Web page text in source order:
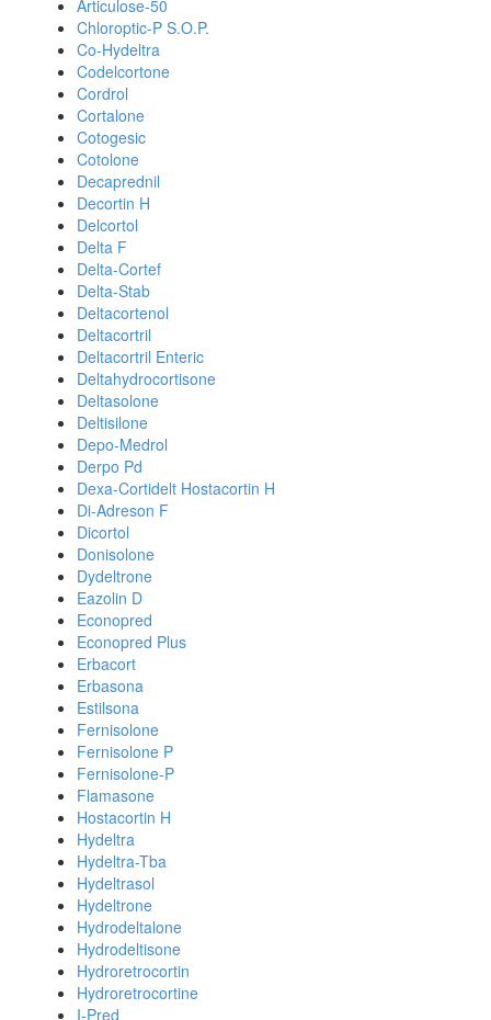
Articulose-50
Chloroptic-P S.O.P.
Co-Hydeltra
Codelcortone
Cordrol
Cortalone
Cotogesic
Cotolone
Decaprednil
Decortin H
Delcortol
Delta F
Delta-Cortef
Delta-Stab
Deltacortenol
Deltacortril
Deltacortril Enteric
Deltahydrocortisone
Deltasolone
Deltisilone
Depo-Medrol
Derpo Pd
Dexa-Cortidelt Hostacortin H
Di-Adreson F
Dicortol
Donisolone
Dydeltrone
Eazolin D
Econopred
Econopred Plus
Erbacort
Erbasona
Estilsona
Fernisolone
Fernisolone P
Fernisolone-P
Flamasone
Hostacortin H
Hydeltra
Hydeltra-Tba
Hydeltrasol
Hydeltrone
Hydrodeltalone
Hydrodeltisone
Hydroretrocortin
Hydroretrocortine
I-Pred